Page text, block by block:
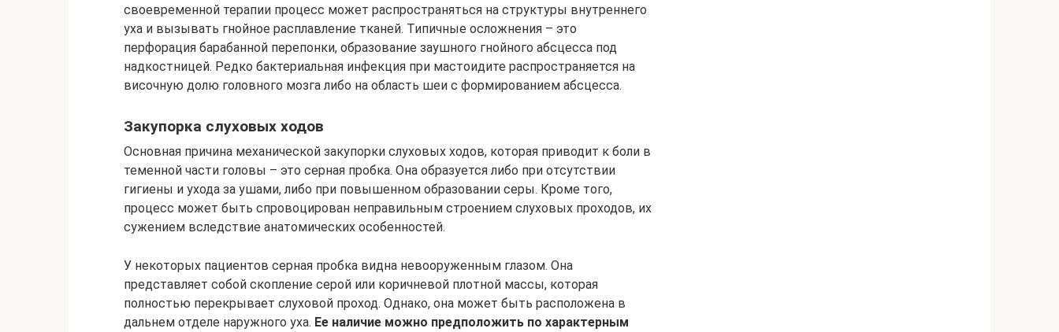
своевременной терапии процесс может распространяться на структуры внутреннего
уха и вызывать гнойное расплавление тканей. Типичные осложнения – это
перфорация барабанной перепонки, образование заушного гнойного абсцесса под
надкостницей. Редко бактериальная инфекция при мастоидите распространяется на
височную долю головного мозга либо на область шеи с формированием абсцесса.
Закупорка слуховых ходов
Основная причина механической закупорки слуховых ходов, которая приводит к боли в
теменной части головы – это серная пробка. Она образуется либо при отсутствии
гигиены и ухода за ушами, либо при повышенном образовании серы. Кроме того,
процесс может быть спровоцирован неправильным строением слуховых проходов, их
сужением вследствие анатомических особенностей.
У некоторых пациентов серная пробка видна невооруженным глазом. Она
представляет собой скопление серой или коричневой плотной массы, которая
полностью перекрывает слуховой проход. Однако, она может быть расположена в
дальнем отделе наружного уха. Ее наличие можно предположить по характерным